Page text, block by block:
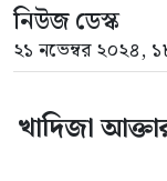
নিউজ ডেস্ক
২১ নভেম্বর ২০২৪,
খাদিজা